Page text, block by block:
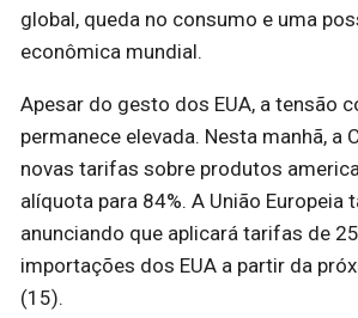
global, queda no consumo e uma
econômica mundial.
Apesar do gesto dos EUA, a tensão
permanece elevada. Nesta manhã, a
novas tarifas sobre produtos
alíquota para 84%. A União Europeia
anunciando que aplicará tarifas de
importações dos EUA a partir da
(15).